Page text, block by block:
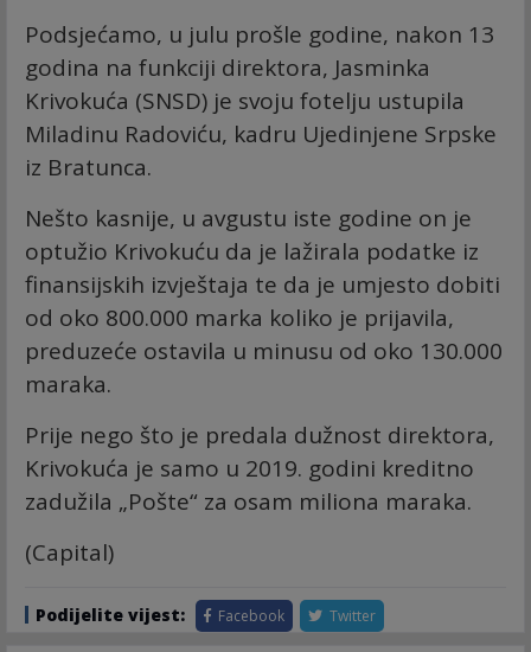
Podsjećamo, u julu prošle godine, nakon 13
godina na funkciji direktora, Jasminka
Krivokuća (SNSD) je svoju fotelju ustupila
Miladinu Radoviću, kadru Ujedinjene Srpske
iz Bratunca.
Nešto kasnije, u avgustu iste godine on je
optužio Krivokuću da je lažirala podatke iz
finansijskih izvještaja te da je umjesto dobiti
od oko 800.000 marka koliko je prijavila,
preduzeće ostavila u minusu od oko 130.000
maraka.
Prije nego što je predala dužnost direktora,
Krivokuća je samo u 2019. godini kreditno
zadužila „Pošte“ za osam miliona maraka.
(Capital)
Podijelite vijest: Facebook Twitter